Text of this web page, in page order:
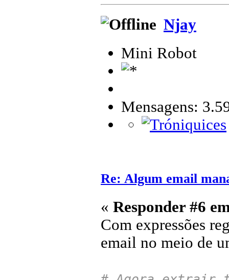
Njay
Mini Robot
Mensagens:
Re: Algum email
« Responder #6
Com expressões
email no meio de